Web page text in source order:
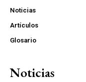
Noticias
Artículos
Glosario
Noticias